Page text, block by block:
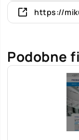
https://
Podobne